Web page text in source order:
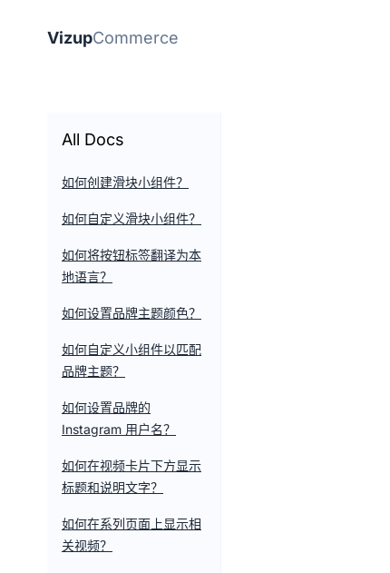
VizupCommerce
All Docs
如何创建滑块小组件？
如何自定义滑块小组件？
如何将按钮标签翻译为本
地语言？
如何设置品牌主题颜色？
如何自定义小组件以匹配
品牌主题？
如何设置品牌的
Instagram 用户名？
如何在视频卡片下方显示
标题和说明文字？
如何在系列页面上显示相
关视频？